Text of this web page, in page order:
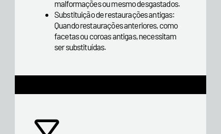
malformações ou mesmo desgastados.
Substituição de restaurações antigas:
Quando restaurações anteriores, como
facetas ou coroas antigas, necessitam
ser substituídas.